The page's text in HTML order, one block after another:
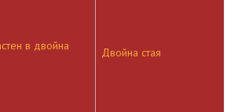
в двойна
Двойна стая